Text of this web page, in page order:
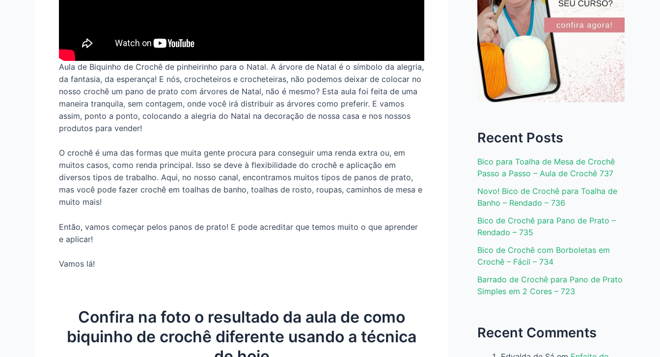
Aula de Biquinho de Crochê de pinheirinho para o Natal. A árvore de Natal é o símbolo da alegria,
da fantasia, da esperança! E nós, crocheteiros e crocheteiras, não podemos deixar de colocar no
nosso crochê um pano de prato com árvores de Natal, não é mesmo? Esta aula foi feita de uma
maneira tranquila, sem contagem, onde você irá distribuir as árvores como preferir. E vamos
assim, ponto a ponto, colocando a alegria do Natal na decoração de nossa casa e nos nossos
produtos para vender!
O crochê é uma das formas que muita gente procura para conseguir uma renda extra ou, em
muitos casos, como renda principal. Isso se deve à flexibilidade do crochê e aplicação em
diversos tipos de trabalho. Aqui, no nosso canal, encontramos muitos tipos de panos de prato,
mas você pode fazer crochê em toalhas de banho, toalhas de rosto, roupas, caminhos de mesa e
muito mais!
Então, vamos começar pelos panos de prato! E pode acreditar que temos muito o que aprender
e aplicar!
Vamos lá!
Confira na foto o resultado da aula de como
biquinho de crochê diferente usando a técnica
Recent Posts
Bico para Toalha de Mesa de Crochê
Passo a Passo – Aula de Crochê 737
Novo! Bico de Crochê para Toalha de
Banho – Rendado – 736
Bico de Crochê para Pano de Prato –
Rendado – 735
Bico de Crochê com Borboletas em
Crochê – Fácil – 734
Barrado de Crochê para Pano de Prato
Simples em 2 Cores – 723
Recent Comments